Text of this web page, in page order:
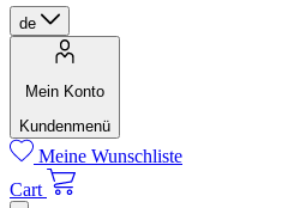
de
Mein Konto
Kundenmenü
Meine Wunschliste
Cart